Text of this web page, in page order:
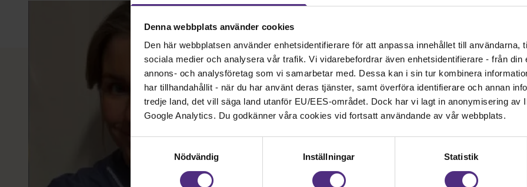
Denna webbplats använder cookies
Den här webbplatsen använder enhetsidentifierare för att anpassa innehållet till användarna,
sociala medier och analysera vår trafik. Vi vidarebefordrar även enhetsidentifierare - från din
annons- och analysföretag som vi samarbetar med. Dessa kan i sin tur kombinera
har tillhandahållit - när du har använt deras tjänster, samt överföra identifierare och annan
tredje land, det vill säga land utanför EU/EES-området. Dock har vi lagt in anonymisering av
Google Analytics. Du godkänner våra cookies vid fortsatt användande av vår webbplats.
Nödvändig
Inställningar Statistik
eftervård kan göra.
Missa
Missa inte att läsa om
Sophiahemmets Högskola.
Läs artikeln